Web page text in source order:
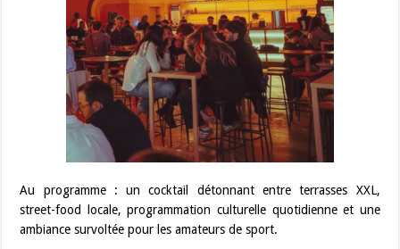
Au programme : un cocktail détonnant entre terrasses XXL,
street-food locale, programmation culturelle quotidienne et une
ambiance survoltée pour les amateurs de sport.